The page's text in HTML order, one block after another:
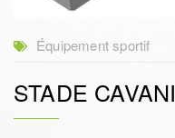
Équipement sportif
STADE CAVANI